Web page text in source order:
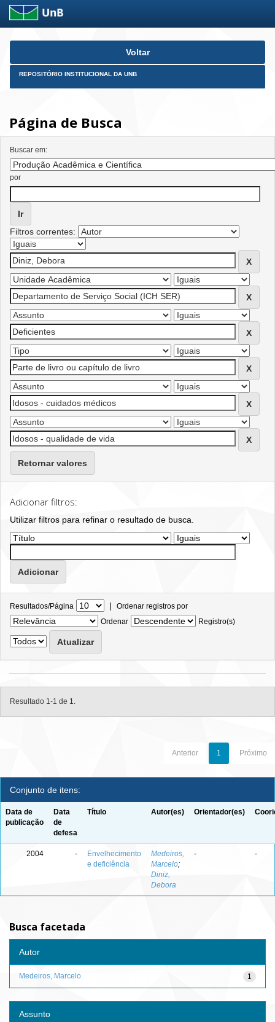
Skip
Voltar
REPOSITÓRIO INSTITUCIONAL DA UNB
Página de Busca
Buscar em:
por
Filtros correntes:
Retornar valores
Adicionar filtros:
Utilizar filtros para refinar o resultado de busca.
Resultados/Página | Ordenar registros por
Ordenar
Registro(s)
Resultado 1-1 de 1.
Anterior 1 Próximo
Conjunto de itens:
Data de
publicação
Data
de
defesa
Título Autor(es) Orientador(es)
2004 -
Envelhecimento
e deficiência
Medeiros,
Marcelo;
Diniz,
Debora
- -
Busca facetada
Autor
1
Medeiros, Marcelo
Assunto